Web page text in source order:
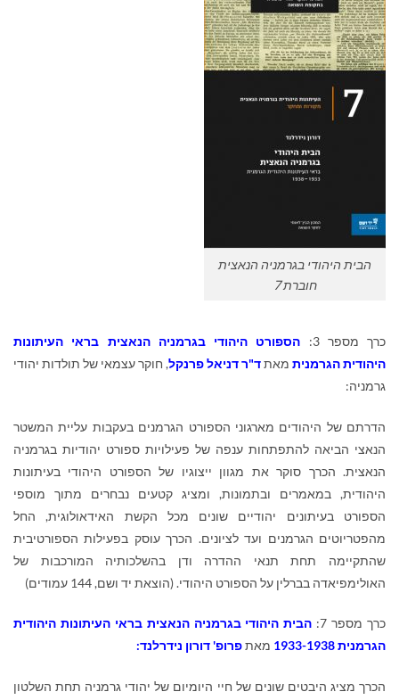
הבית היהודי בגרמניה הנאצית
חוברת 7
כרך מספר 3:
הספורט היהודי בגרמניה הנאצית בראי העיתונות
היהודית הגרמנית מאתד"ר דניאל פרנקל, חוקר עצמאי של תולדות יהודי
גרמניה:
הדרתם של היהודים מארגוני הספורט הגרמנים בעקבות עליית המשטר
הנאצי הביאה להתפתחות ענפה של פעילויות ספורט יהודיות בגרמניה
הנאצית. הכרך סוקר את מגוון ייצוגיו של הספורט היהודי בעיתונות
היהודית, במאמרים ובתמונות, ומציג קטעים נבחרים מתוך מוספי
הספורט בעיתונים יהודיים שונים מכל הקשת האידאולוגית, החל
מהפטריוטים הגרמנים ועד לציונים. הכרך עוסק בפעילות הספורטיבית
שהתקיימה תחת תנאי ההדרה ודן בהשלכותיה המורכבות של
האולימפיאדה בברלין על הספורט היהודי. (הוצאת יד ושם, 144 עמודים)
כרך מספר 7:
הבית היהודי בגרמניה הנאצית בראי העיתונות היהודית
הגרמנית 1933-1938
מאתפרופ' דורון נידרלנד:
הכרך מציג היבטים שונים של חיי היומיום של יהודי גרמניה תחת השלטון